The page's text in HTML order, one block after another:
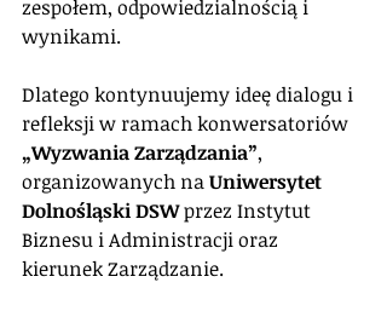
zespołem, odpowiedzialnością i
wynikami.
Dlatego kontynuujemy ideę dialogu i
refleksji w ramach konwersatoriów
„Wyzwania Zarządzania”,
organizowanych na Uniwersytet
Dolnośląski DSW przez Instytut
Biznesu i Administracji oraz
kierunek Zarządzanie.